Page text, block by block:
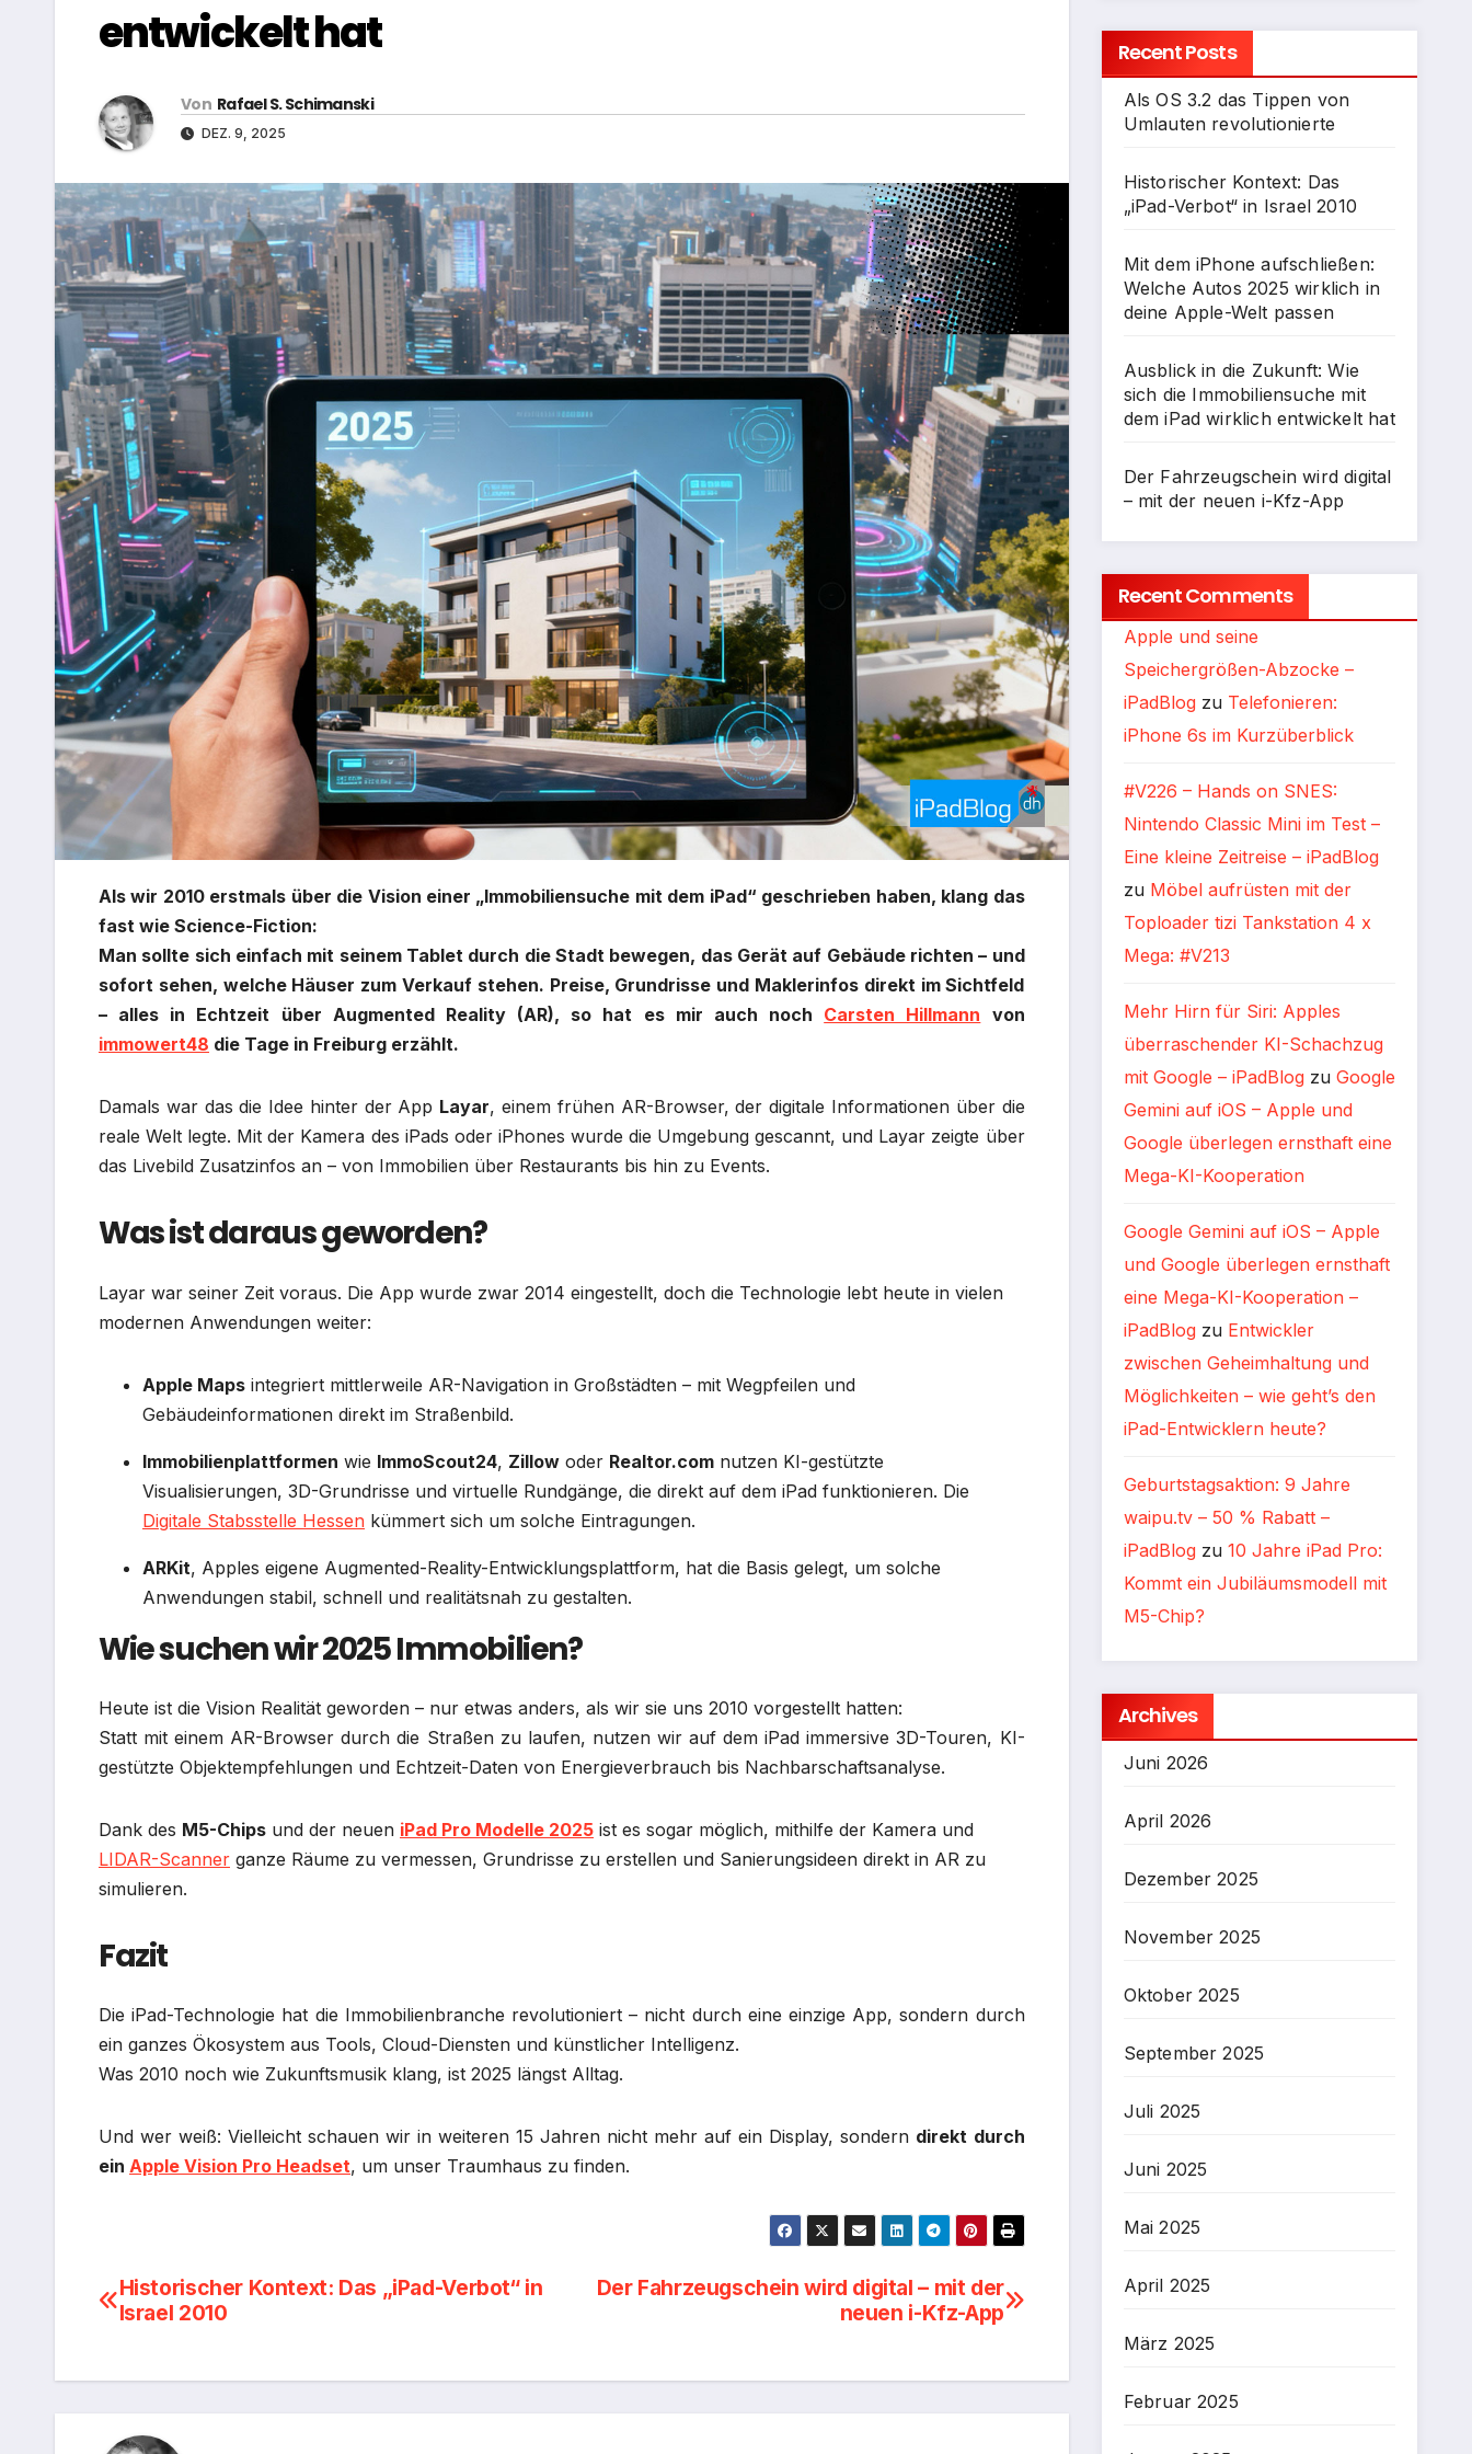
entwickelt hat
Von Rafael S. Schimanski
DEZ. 9, 2025
Als wir 2010 erstmals über die Vision einer „Immobiliensuche mit dem iPad“ geschrieben haben, klang das
fast wie Science-Fiction:
Man sollte sich einfach mit seinem Tablet durch die Stadt bewegen, das Gerät auf Gebäude richten – und
sofort sehen, welche Häuser zum Verkauf stehen. Preise, Grundrisse und Maklerinfos direkt im Sichtfeld
– alles in Echtzeit über Augmented Reality (AR), so hat es mir auch noch Carsten Hillmann von
immowert48 die Tage in Freiburg erzählt.
Damals war das die Idee hinter der App Layar, einem frühen AR-Browser, der digitale Informationen über die
reale Welt legte. Mit der Kamera des iPads oder iPhones wurde die Umgebung gescannt, und Layar zeigte über
das Livebild Zusatzinfos an – von Immobilien über Restaurants bis hin zu Events.
Was ist daraus geworden?
Layar war seiner Zeit voraus. Die App wurde zwar 2014 eingestellt, doch die Technologie lebt heute in vielen
modernen Anwendungen weiter:
Apple Maps integriert mittlerweile AR-Navigation in Großstädten – mit Wegpfeilen und
Gebäudeinformationen direkt im Straßenbild.
Immobilienplattformen wie ImmoScout24, Zillow oder Realtor.com nutzen KI-gestützte
Visualisierungen, 3D-Grundrisse und virtuelle Rundgänge, die direkt auf dem iPad funktionieren. Die
Digitale Stabsstelle Hessen kümmert sich um solche Eintragungen.
ARKit, Apples eigene Augmented-Reality-Entwicklungsplattform, hat die Basis gelegt, um solche
Anwendungen stabil, schnell und realitätsnah zu gestalten.
Wie suchen wir 2025 Immobilien?
Heute ist die Vision Realität geworden – nur etwas anders, als wir sie uns 2010 vorgestellt hatten:
Statt mit einem AR-Browser durch die Straßen zu laufen, nutzen wir auf dem iPad immersive 3D-Touren, KI-
gestützte Objektempfehlungen und Echtzeit-Daten von Energieverbrauch bis Nachbarschaftsanalyse.
Dank des M5-Chips und der neuen iPad Pro Modelle 2025 ist es sogar möglich, mithilfe der Kamera und
LIDAR-Scanner ganze Räume zu vermessen, Grundrisse zu erstellen und Sanierungsideen direkt in AR zu
simulieren.
Fazit
Die iPad-Technologie hat die Immobilienbranche revolutioniert – nicht durch eine einzige App, sondern durch
ein ganzes Ökosystem aus Tools, Cloud-Diensten und künstlicher Intelligenz.
Was 2010 noch wie Zukunftsmusik klang, ist 2025 längst Alltag.
Und wer weiß: Vielleicht schauen wir in weiteren 15 Jahren nicht mehr auf ein Display, sondern direkt durch
ein Apple Vision Pro Headset, um unser Traumhaus zu finden.
Beitragsnavigation
Der Fahrzeugschein wird digital – mit der
neuen i-Kfz-App
Historischer Kontext: Das „iPad-Verbot“ in
Israel 2010
Recent Posts
Als OS 3.2 das Tippen von
Umlauten revolutionierte
Historischer Kontext: Das
„iPad-Verbot“ in Israel 2010
Mit dem iPhone aufschließen:
Welche Autos 2025 wirklich in
deine Apple-Welt passen
Ausblick in die Zukunft: Wie
sich die Immobiliensuche mit
dem iPad wirklich entwickelt hat
Der Fahrzeugschein wird digital
– mit der neuen i-Kfz-App
Recent Comments
Apple und seine
Speichergrößen-Abzocke –
iPadBlogzu Telefonieren:
iPhone 6s im Kurzüberblick
#V226 – Hands on SNES:
Nintendo Classic Mini im Test –
Eine kleine Zeitreise – iPadBlog
zu Möbel aufrüsten mit der
Toploader tizi Tankstation 4 x
Mega: #V213
Mehr Hirn für Siri: Apples
überraschender KI-Schachzug
mit Google – iPadBlogzu Google
Gemini auf iOS – Apple und
Google überlegen ernsthaft eine
Mega-KI-Kooperation
Google Gemini auf iOS – Apple
und Google überlegen ernsthaft
eine Mega-KI-Kooperation –
iPadBlogzu Entwickler
zwischen Geheimhaltung und
Möglichkeiten – wie geht’s den
iPad-Entwicklern heute?
Geburtstagsaktion: 9 Jahre
waipu.tv – 50 % Rabatt –
iPadBlogzu 10 Jahre iPad Pro:
Kommt ein Jubiläumsmodell mit
M5-Chip?
Archives
Juni 2026
April 2026
Dezember 2025
November 2025
Oktober 2025
September 2025
Juli 2025
Juni 2025
Mai 2025
April 2025
März 2025
Februar 2025